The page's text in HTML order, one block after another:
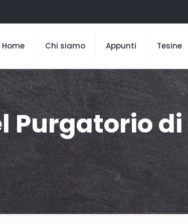
Home Chi siamo Appunti Tesine
Purgatorio di